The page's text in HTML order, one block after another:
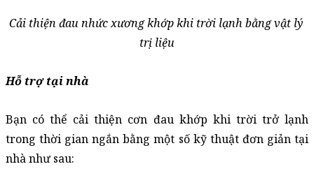
Cải thiện đau nhức xương khớp khi trời lạnh bằng vật lý
trị liệu
Hỗ trợ tại nhà
Bạn có thể cải thiện cơn đau khớp khi trời trở lạnh
trong thời gian ngắn bằng một số kỹ thuật đơn giản tại
nhà như sau: